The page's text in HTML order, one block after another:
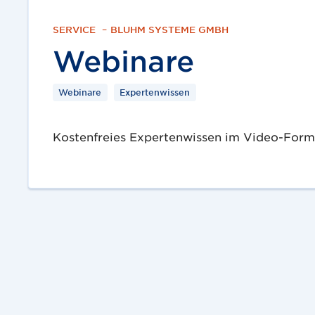
SERVICE – BLUHM SYSTEME GMBH
Webinare
Webinare Expertenwissen
Kostenfreies Expertenwissen im Video-